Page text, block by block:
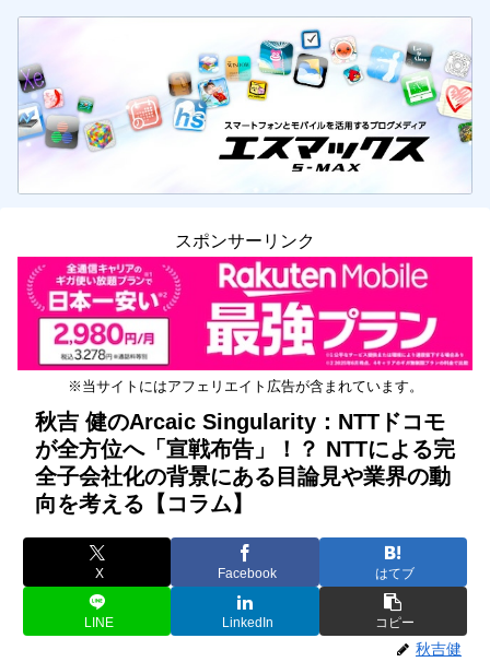
スポンサーリンク
※当サイトにはアフェリエイト広告が含まれています。
秋吉 健のArcaic Singularity：NTTドコモ
が全方位へ「宣戦布告」！？ NTTによる完
全子会社化の背景にある目論見や業界の動
向を考える【コラム】
X Facebook はてブ
LINE LinkedIn コピー
秋吉健